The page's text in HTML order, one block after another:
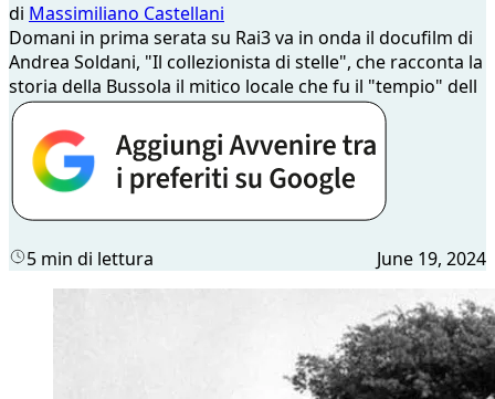
di Massimiliano Castellani
Domani in prima serata su Rai3 va in onda il docufilm di
Andrea Soldani, "Il collezionista di stelle", che racconta la
storia della Bussola il mitico locale che fu il "tempio" dell
5 min di lettura June 19, 2024